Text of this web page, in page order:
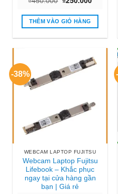
là:
₫450.000.
tại
THÊM VÀO GIỎ HÀNG
-38%
WEBCAM LAPTOP FUJITSU
Webcam Laptop Fujitsu
Lifebook – Khắc phục
ngay tại cửa hàng gần
bạn | Giá rẻ